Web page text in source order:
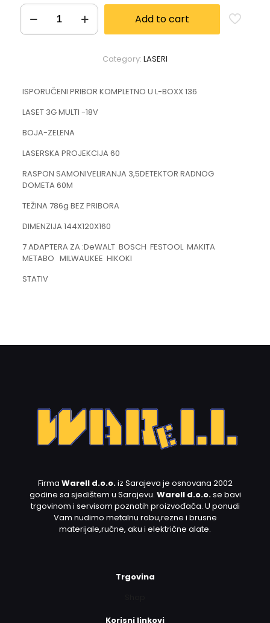
Add to cart
Category: LASERI
ISPORUČENI PRIBOR KOMPLETNO U L-BOXX 136
LASET 3G MULTI -18V
BOJA-ZELENA
LASERSKA PROJEKCIJA 60
RASPON SAMONIVELIRANJA 3,5DETEKTOR RADNOG
DOMETA 60M
TEŽINA 786g BEZ PRIBORA
DIMENZIJA 144X120X160
7 ADAPTERA ZA :DeWALT BOSCH FESTOOL MAKITA
METABO MILWAUKEE HIKOKI
STATIV
Firma Warell d.o.o.iz Sarajeva je osnovana 2002
godine sa sjedištem u Sarajevu. Warell d.o.o.se bavi
trgovinom i servisom poznatih proizvođača. U ponudi
Vam nudimo metalnu robu,rezne i brusne
materijale,ručne, aku i električne alate.
Trgovina
Korisni linkovi